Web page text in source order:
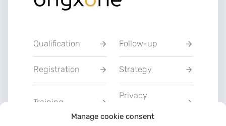
Manage cookie consent
Qualification Follow-up
Registration Strategy
Training
Privacy